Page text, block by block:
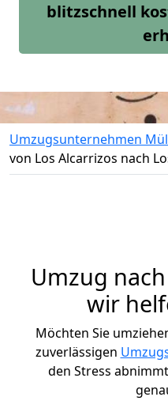
blitzschnell
Umzugsunternehmen
von Los Alcarrizos nach
Umzug
wir
Möchten Sie
zuverlässigen
den Stress